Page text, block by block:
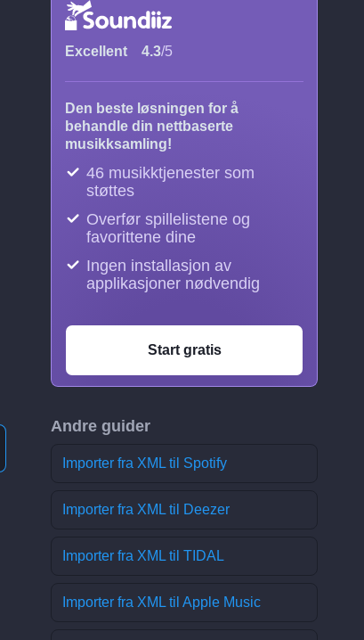
Excellent 4.3/5
Den beste løsningen for å
behandle din nettbaserte
musikksamling!
46 musikktjenester som
støttes
Overfør spillelistene og
favorittene dine
Ingen installasjon av
applikasjoner nødvendig
Start gratis
Andre guider
Importer fra XML til Spotify
Importer fra XML til Deezer
Importer fra XML til TIDAL
Importer fra XML til Apple Music